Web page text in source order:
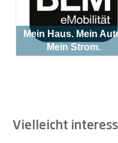
Mein Haus. Mein
Mein Strom.
Vielleicht